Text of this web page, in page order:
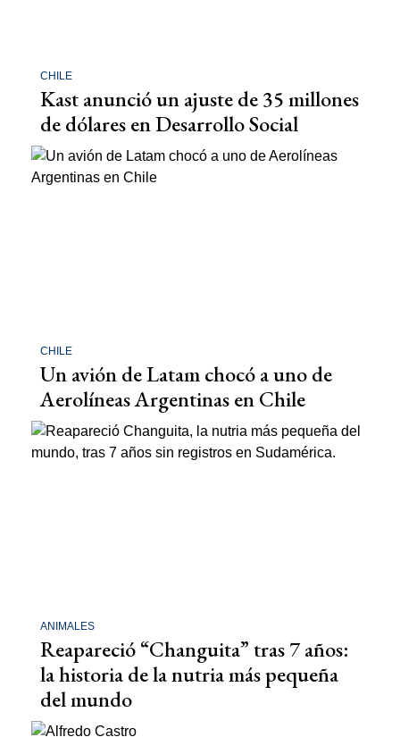
CHILE
Kast anunció un ajuste de 35 millones
de dólares en Desarrollo Social
CHILE
Un avión de Latam chocó a uno de
Aerolíneas Argentinas en Chile
ANIMALES
Reapareció “Changuita” tras 7 años:
la historia de la nutria más pequeña
del mundo